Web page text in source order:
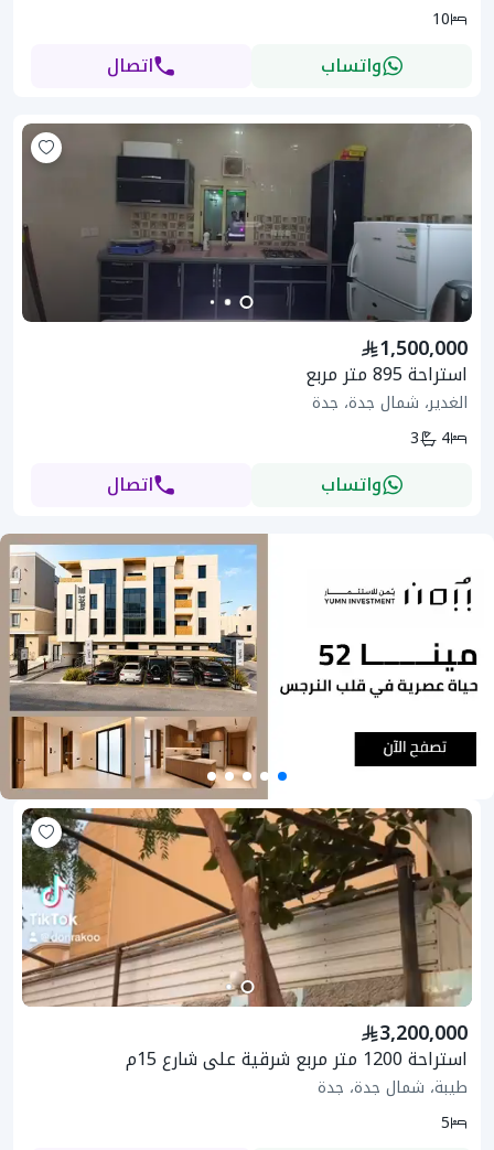
10
واتساب اتصال
1,500,000
استراحة 895 متر مربع
الغدير، شمال جدة، جدة
4
3
واتساب اتصال
3,200,000
استراحة 1200 متر مربع شرقية على شارع 15م
طيبة، شمال جدة، جدة
5